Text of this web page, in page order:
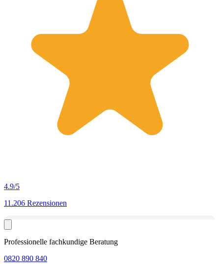
4.9/5
11.206 Rezensionen
Professionelle fachkundige Beratung
0820 890 840